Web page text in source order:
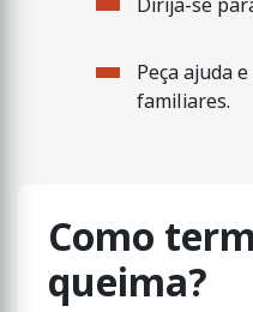
Peça ajuda
familiares.
Como
queima?